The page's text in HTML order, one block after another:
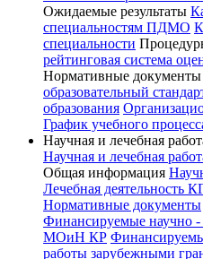
Ожидаемые результаты
специальностям ПДМО
специальности
рейтинговая система
Нормативные документы
образовательный
образования
График учебного
Научная и лечебная
Научная и лечебная
Общая информация
Лечебная деятельность
Нормативные документы
Финансируемые научно -
МОиН КР
работы зарубежными